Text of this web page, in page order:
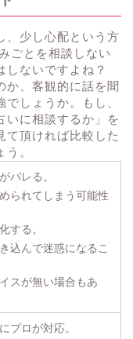
、少し心配という方
ごとを相談しない
しないですよね？
か、客観的に話を聞
しょうか。もし、
いに相談するか」を
て頂ければ比較した
。
バレる。
られてしまう可能性
する。
込んで迷惑になるこ
スが無い場合もあ
プロが対応。